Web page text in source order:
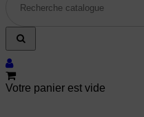
Votre panier est vide